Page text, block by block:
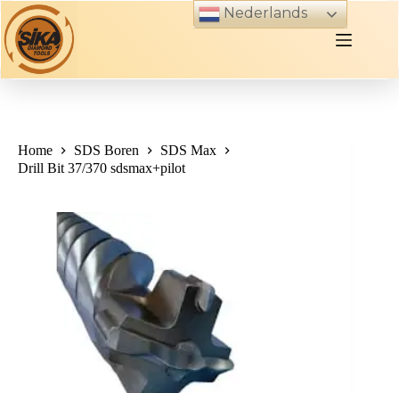
Skip
to
content
Home SDS Boren
SDS Max
Drill Bit 37/370 sdsmax+pilot
Nederlands